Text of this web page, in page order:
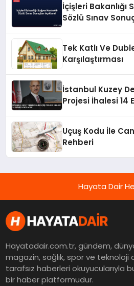
İçişleri Bakanlığı
Sözlü Sınav
Tek Katlı Ve
Karşılaştırması
İstanbul Kuzey
Projesi İhalesi 14
Uçuş Kodu İle
Rehberi
Hayata Dair
Hayatadair.com.tr, gündem,
magazin, sağlık, spor ve teknoloji
tarafsız haberleri okuyucularıyla
bir haber platformudur.